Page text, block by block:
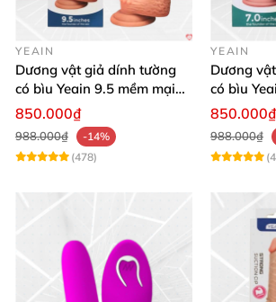
YEAIN
Dương vật giả dính tường
có bìu Yeain 9.5 mềm mại
thật
850.000₫
988.000₫
-14%
(478)
YEAIN
Dương
có bìu
850.000₫
988.000₫